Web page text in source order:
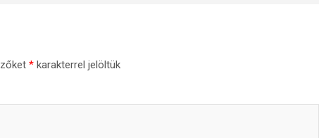
* karakterrel jelöltük